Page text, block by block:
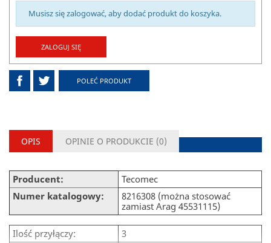
Musisz się zalogować, aby dodać produkt do koszyka.
ZALOGUJ SIĘ
POLEĆ PRODUKT
OPIS OPINIE O PRODUKCIE (0)
Producent:
Tecomec
Numer katalogowy:
8216308 (można stosować
zamiast Arag 45531115)
Ilość przyłączy:
3